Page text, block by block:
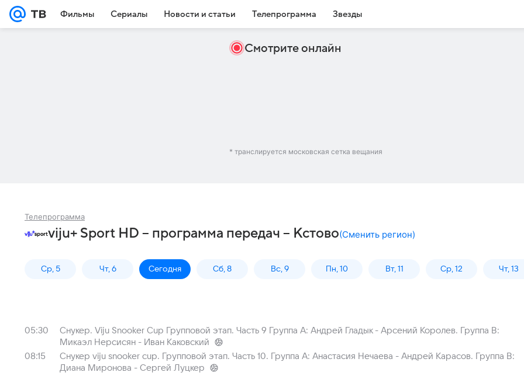
Фильмы Сериалы Новости и статьи Телепрограмма Звезды
Смотрите онлайн
* транслируется московская сетка вещания
Телепрограмма
viju+ Sport HD – программа передач – Кстово(Сменить регион)
Ср, 5 Чт, 6 Сегодня Сб, 8 Вс, 9 Пн, 10 Вт, 11 Ср, 12 Чт, 13
05:30
Снукер. Viju Snooker Cup Групповой этап. Часть 9 Группа A: Андрей Гладык - Арсений Королев. Группа B:
Микаэл Нерсисян - Иван Каковский
08:15
Снукер viju snooker cup. Групповой этап. Часть 10. Группа A: Анастасия Нечаева - Андрей Карасов. Группа B:
Диана Миронова - Сергей Луцкер